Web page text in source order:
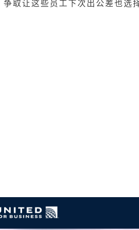
争取让这些员工下次出公差也选